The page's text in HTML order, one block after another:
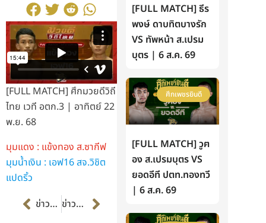
[FULL MATCH] ศึกมวยดีวิถี
ไทย เวที อตก.3 | อาทิตย์ 22
พ.ย. 68
มุมแดง : แข้งทอง ส.ซากีฟ
มุมน้ำเงิน : เอฟ16 สจ.วิชิต
แปดริ้ว
Prevข่าวก่อนหน้า ข่าวต่อไป Next
[FULL MATCH] ธีร
พงษ์ ดาบทิตบางรัก
VS ทัพหน้า ส.เปรม
บุตร | 6 ส.ค. 69
ศึกเพชรยินดี
[FULL MATCH] วูฅ
อง ส.เปรมบุตร VS
ยอดอีที ปตท.ทองทวี
| 6 ส.ค. 69